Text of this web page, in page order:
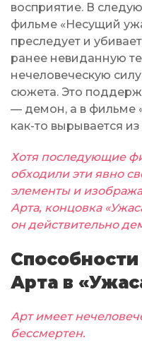
восприятие. В
фильме «Несущий
преследует и
ранее невиданную
нечеловеческую
сюжета. Это
— демон, а в фильме
как-то вырывается
Хотя последующие
обходили эти явно
элементы и
Арта, концовка
он действительно
Арта в
Арт имеет
бессмертен.